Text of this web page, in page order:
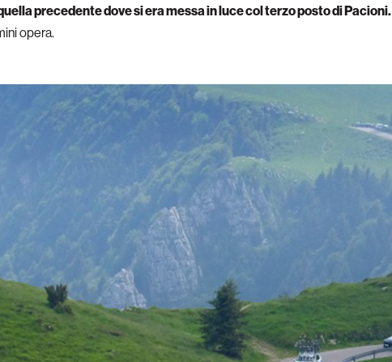
precedente dove si era messa in luce col terzo posto di Pacioni.
opera.